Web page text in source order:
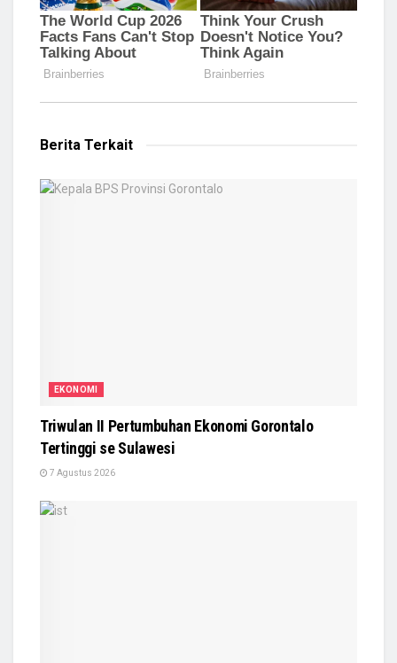
Berita Terkait
EKONOMI
Triwulan II Pertumbuhan Ekonomi Gorontalo
Tertinggi se Sulawesi
7 Agustus 2026